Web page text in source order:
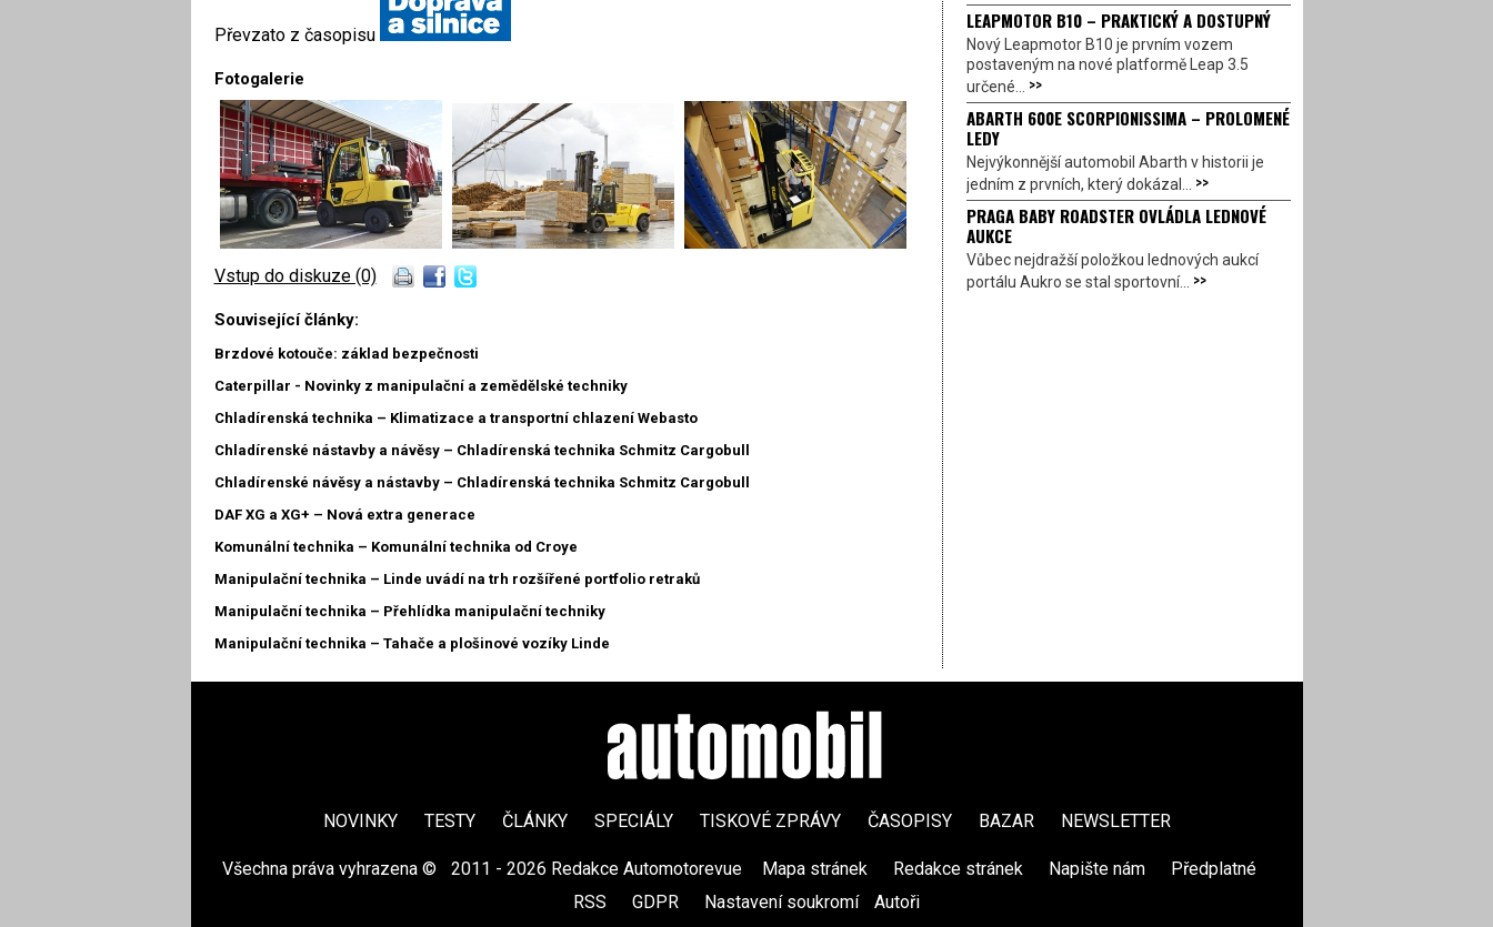
Převzato z časopisu
Fotogalerie
Vstup do diskuze (0)
Související články:
Brzdové kotouče: základ bezpečnosti
Caterpillar - Novinky z manipulační a zemědělské techniky
Chladírenská technika – Klimatizace a transportní chlazení Webasto
Chladírenské nástavby a návěsy – Chladírenská technika Schmitz Cargobull
Chladírenské návěsy a nástavby – Chladírenská technika Schmitz Cargobull
DAF XG a XG+ – Nová extra generace
Komunální technika – Komunální technika od Croye
Manipulační technika – Linde uvádí na trh rozšířené portfolio retraků
Manipulační technika – Přehlídka manipulační techniky
Manipulační technika – Tahače a plošinové vozíky Linde
LEAPMOTOR B10 – PRAKTICKÝ A DOSTUPNÝ
Nový Leapmotor B10 je prvním vozem
postaveným na nové platformě Leap 3.5
určené... >>
ABARTH 600E SCORPIONISSIMA – PROLOMENÉ
LEDY
Nejvýkonnější automobil Abarth v historii je
jedním z prvních, který dokázal... >>
PRAGA BABY ROADSTER OVLÁDLA LEDNOVÉ
AUKCE
Vůbec nejdražší položkou lednových aukcí
portálu Aukro se stal sportovní... >>
NOVINKY TESTY ČLÁNKY SPECIÁLY TISKOVÉ ZPRÁVY ČASOPISY BAZAR NEWSLETTER
Všechna práva vyhrazena © 2011 - 2026 Redakce Automotorevue Mapa stránek Redakce stránek Napište nám Předplatné
RSS
GDPR Nastavení soukromí
Autoři